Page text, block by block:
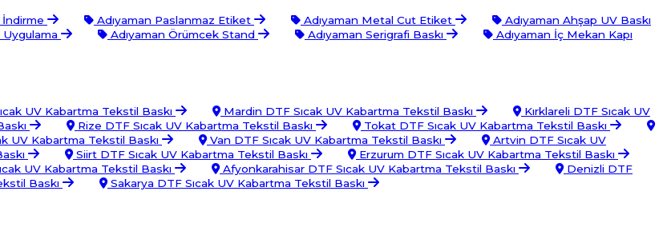
İndirme Adıyaman Paslanmaz Etiket Adıyaman Metal Cut Etiket
Adıyaman Ahşap UV Baskı
Adıyaman Örümcek Stand Adıyaman Serigrafi Baskı
Adıyaman İç Mekan Kapı
UV Kabartma Tekstil Baskı Mardin DTF Sıcak UV Kabartma Tekstil Baskı
Kırklareli DTF Sıcak UV
Rize DTF Sıcak UV Kabartma Tekstil Baskı
Tokat DTF Sıcak UV Kabartma Tekstil Baskı
UV Kabartma Tekstil Baskı Van DTF Sıcak UV Kabartma Tekstil Baskı
Artvin DTF Sıcak UV
Siirt DTF Sıcak UV Kabartma Tekstil Baskı
Erzurum DTF Sıcak UV Kabartma Tekstil Baskı
UV Kabartma Tekstil Baskı Afyonkarahisar DTF Sıcak UV Kabartma Tekstil Baskı
Denizli DTF
Baskı Sakarya DTF Sıcak UV Kabartma Tekstil Baskı